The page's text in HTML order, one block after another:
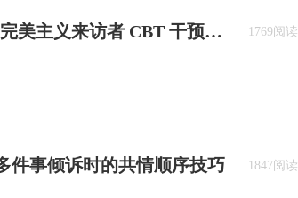
美主义来访者 CBT 干预实
1769阅读
件事倾诉时的共情顺序技巧 1847阅读